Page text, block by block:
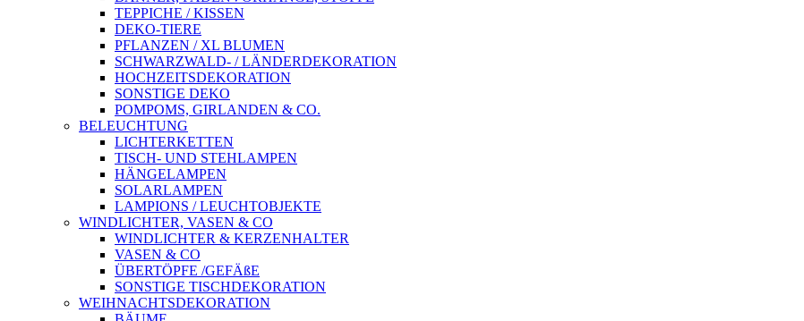
TEPPICHE / KISSEN
DEKO-TIERE
PFLANZEN / XL BLUMEN
SCHWARZWALD- / LÄNDERDEKORATION
HOCHZEITSDEKORATION
SONSTIGE DEKO
POMPOMS, GIRLANDEN & CO.
BELEUCHTUNG
LICHTERKETTEN
TISCH- UND STEHLAMPEN
HÄNGELAMPEN
SOLARLAMPEN
LAMPIONS / LEUCHTOBJEKTE
WINDLICHTER, VASEN & CO
WINDLICHTER & KERZENHALTER
VASEN & CO
ÜBERTÖPFE /GEFÄßE
SONSTIGE TISCHDEKORATION
WEIHNACHTSDEKORATION